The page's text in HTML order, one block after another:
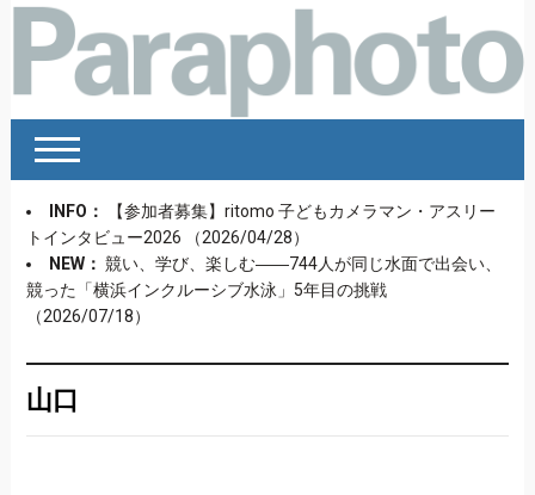
INFO：
【参加者募集】ritomo 子どもカメラマン・アスリー
トインタビュー2026
（2026/04/28）
NEW： 競い、学び、楽しむ――744人が同じ水面で出会い、
競った「横浜インクルーシブ水泳」5年目の挑戦
（2026/07/18）
山口